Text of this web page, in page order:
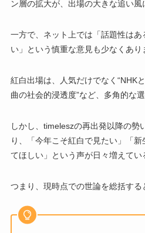
ン層の拡大が、出場の大きな追い風
一方で、ネット上では「話題性は
い」という慎重な意見も少なくあり
紅白出場は、人気だけでなく“NHK
曲の社会的浸透度”など、多角的な
しかし、timeleszの再出発以降の勢
り、「今年こそ紅白で見たい」「
てほしい」という声が日々増えてい
つまり、現時点での世論を総括す